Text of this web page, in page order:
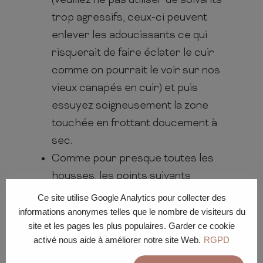
Ce site utilise Google Analytics pour collecter des
informations anonymes telles que le nombre de visiteurs du
site et les pages les plus populaires. Garder ce cookie
activé nous aide à améliorer notre site Web. RGPD
trop agressifs, ceux-ci peuvent
enlever les adoucissants ce qui
risquerait de faire éclater le cuir
comme on pourrait le voir sur nos
vieux canapés en cuir) et puis
essuyez soigneusement la zone
touchée en frottant doucement à
sec.
Comme pour presque toutes les
housses, les points suivants
s’appliquent lors du nettoyage du
simili cuir : Il est préférable de
d’abord tester le nettoyant sur une
zone peu visible tel que le dessous